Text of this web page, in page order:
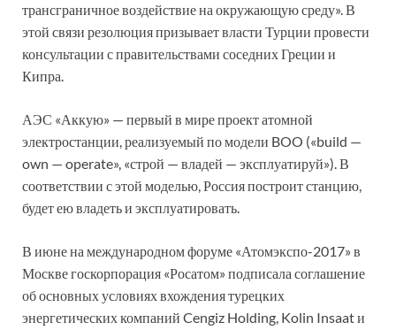
трансграничное воздействие на окружающую среду». В
этой связи резолюция призывает власти Турции провести
консультации с правительствами соседних Греции и
Кипра.
АЭС «Аккую» — первый в мире проект атомной
электростанции, реализуемый по модели BOO («build —
own — operate», «строй — владей — эксплуатируй»). В
соответствии с этой моделью, Россия построит станцию,
будет ею владеть и эксплуатировать.
В июне на международном форуме «Атомэкспо-2017» в
Москве госкорпорация «Росатом» подписала соглашение
об основных условиях вхождения турецких
энергетических компаний Cengiz Holding, Kolin Insaat и